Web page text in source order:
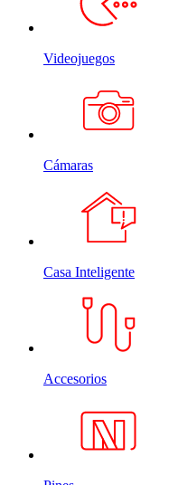
Videojuegos
Cámaras
Casa Inteligente
Accesorios